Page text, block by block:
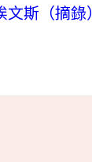
斯（摘錄）